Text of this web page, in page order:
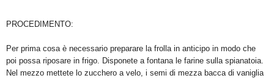
PROCEDIMENTO:
Per prima cosa è necessario preparare la frolla in anticipo in modo che
poi possa riposare in frigo. Disponete a fontana le farine sulla spianatoia.
Nel mezzo mettete lo zucchero a velo, i semi di mezza bacca di vaniglia